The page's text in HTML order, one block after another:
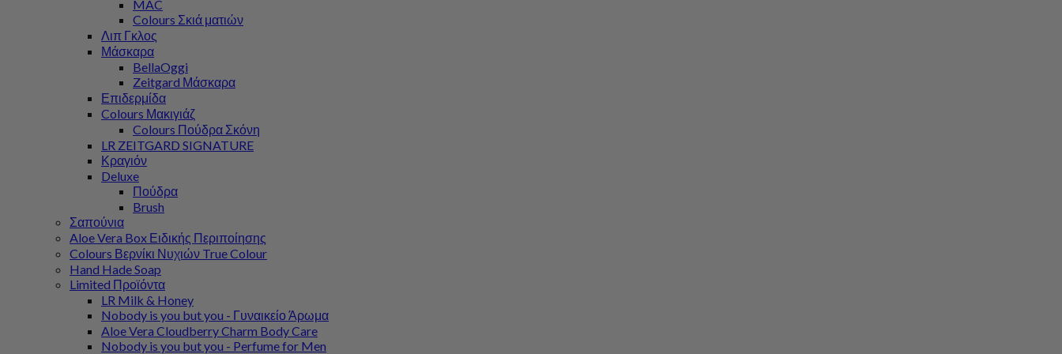
MAC
Colours Σκιά ματιών
Λιπ Γκλος
Μάσκαρα
BellaOggi
Zeitgard Μάσκαρα
Επιδερμίδα
Colours Μακιγιάζ
Colours Πούδρα Σκόνη
LR ZEITGARD SIGNATURE
Κραγιόν
Deluxe
Πούδρα
Brush
Σαπούνια
Aloe Vera Box Ειδικής Περιποίησης
Colours Βερνίκι Νυχιών True Colour
Hand Hade Soap
Limited Προϊόντα
LR Milk & Honey
Nobody is you but you - Γυναικείο Άρωμα
Aloe Vera Cloudberry Charm Body Care
Nobody is you but you - Perfume for Men